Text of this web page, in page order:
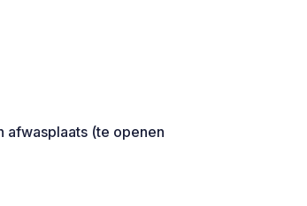
afwasplaats (te openen